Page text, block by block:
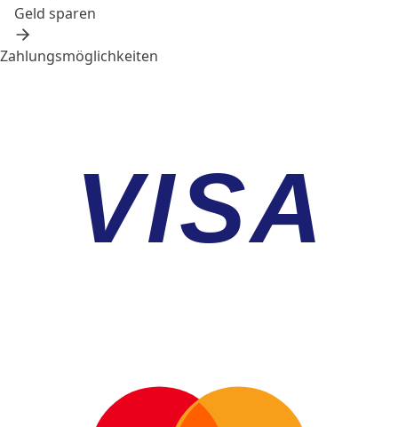
Geld sparen
Zahlungsmöglichkeiten
VISA